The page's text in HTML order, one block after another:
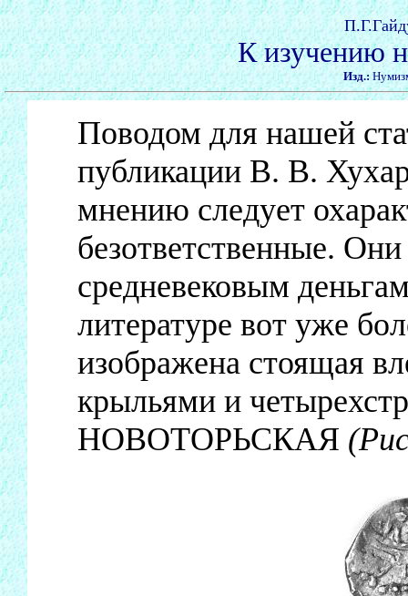
К изучению
Изд.:
Поводом для нашей
публикации В. В.
мнению следует
безответственные.
средневековым
литературе вот уже
изображена стоящая
крыльями и
НОВОТОРЬСКАЯ